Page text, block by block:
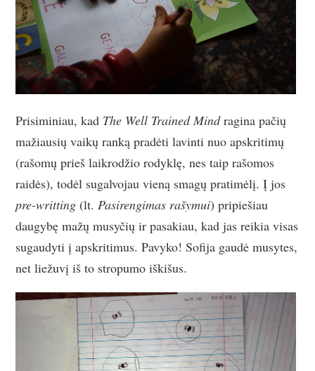
Prisiminiau, kad The Well Trained Mindragina pačių
mažiausių vaikų ranką pradėti lavinti nuo apskritimų
(rašomų prieš laikrodžio rodyklę, nes taip rašomos
raidės), todėl sugalvojau vieną smagų pratimėlį. Į jos
pre-writting (lt.Pasirengimas rašymui) pripiešiau
daugybę mažų musyčių ir pasakiau, kad jas reikia visas
sugaudyti į apskritimus. Pavyko! Sofija gaudė musytes,
net liežuvį iš to stropumo iškišus.